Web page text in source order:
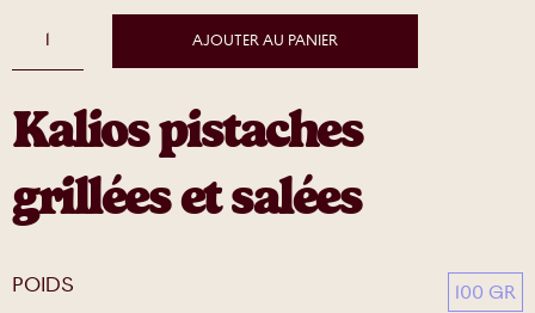
AJOUTER AU PANIER
Kalios pistaches
grillées et salées
POIDS 100 GR